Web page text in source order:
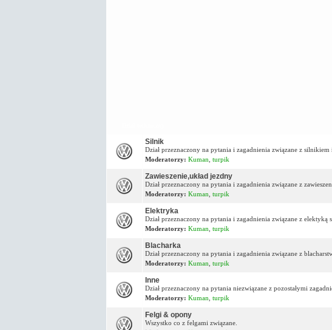
Silnik
Dział przeznaczony na pytania i zagadnienia związane z silnikiem
Moderatorzy: Kuman turpik
Zawieszenie,układ jezdny
Dział przeznaczony na pytania i zagadnienia związane z
Moderatorzy: Kuman turpik
Elektryka
Dział przeznaczony na pytania i zagadnienia związane z
Moderatorzy: Kuman turpik
Blacharka
Dział przeznaczony na pytania i zagadnienia związane z
Moderatorzy: Kuman turpik
Inne
Dział przeznaczony na pytania niezwiązane z pozostałymi
Moderatorzy: Kuman turpik
Felgi & opony
Wszystko co z felgami związane.